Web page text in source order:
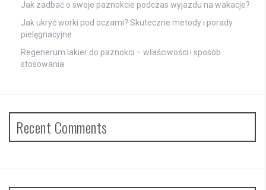
Jak zadbać o swoje paznokcie podczas wyjazdu na wakacje?
Jak ukryć worki pod oczami? Skuteczne metody i porady
pielęgnacyjne
Regenerum lakier do paznokci – właściwości i sposób
stosowania
Recent Comments